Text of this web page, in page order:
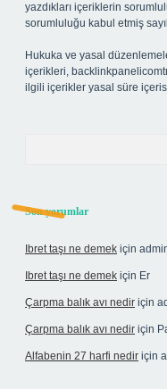
yazdıkları içeriklerin
sorumluluğu kabul etmiş
Hukuka ve yasal
içerikleri,
ilgili içerikler yasal süre
Son yorumlar
Ibret taşı ne demek için
Ibret taşı ne demek için Er
Çarpma balık avı nedir için
Çarpma balık avı nedir için
Alfabenin 27 harfi nedir için